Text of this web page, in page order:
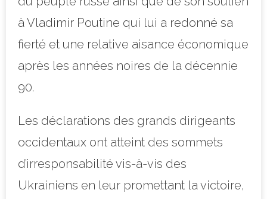
à Vladimir Poutine qui lui a redonné sa
fierté et une relative aisance économique
après les années noires de la décennie
90.
Les déclarations des grands dirigeants
occidentaux ont atteint des sommets
d’irresponsabilité vis-à-vis des
Ukrainiens en leur promettant la victoire,